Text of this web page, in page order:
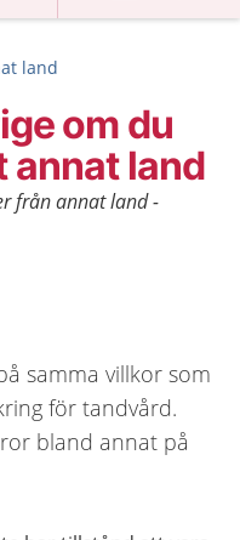
land
om du
annat land
från annat land -
samma villkor som
för tandvård.
bland annat på